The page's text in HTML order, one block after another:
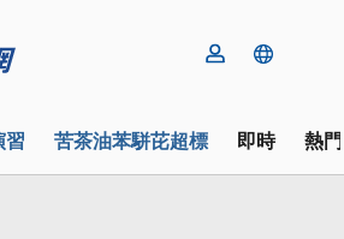
習 苦茶油苯駢芘超標 即時 熱